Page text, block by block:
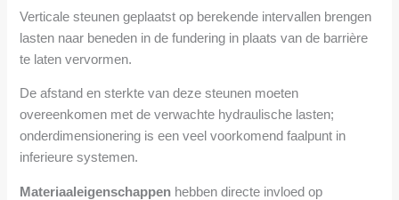
Verticale steunen geplaatst op berekende intervallen brengen
lasten naar beneden in de fundering in plaats van de barrière
te laten vervormen.
De afstand en sterkte van deze steunen moeten
overeenkomen met de verwachte hydraulische lasten;
onderdimensionering is een veel voorkomend faalpunt in
inferieure systemen.
Materiaaleigenschappen hebben directe invloed op